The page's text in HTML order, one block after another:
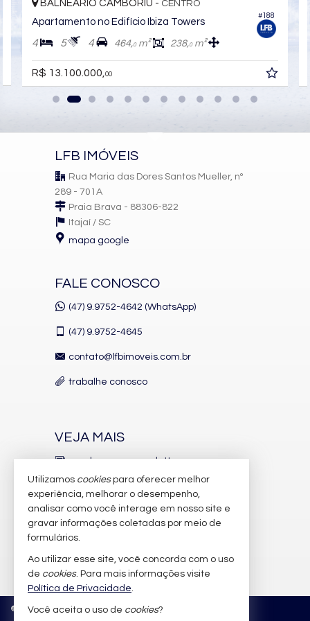
#188
BALNEÁRIO CAMBORIÚ - CENTRO
Apartamento no Edifício Ibiza Towers
4 5 4 464,0m² 238,0m²
R$ 13.100.000, 00
LFB IMÓVEIS
Rua Maria das Dores Santos Mueller, nº
289 - 701A
Praia Brava - 88306-822
Itajaí / SC
mapa google
FALE CONOSCO
(47) 9.9752-4642 (WhatsApp)
(47) 9.9752-4645
contato@lfbimoveis.com.br
trabalhe conosco
VEJA MAIS
receba nosso newsletter
indicadores financeiros
cadastre seu imóvel
imóveis favoritos
mapa de imóveis
© 2026 CRECI/SC 6.388-J Política de Privacidade
Utilizamos cookiespara oferecer melhor
experiência, melhorar o desempenho,
analisar como você interage em nosso site e
gravar informações coletadas por meio de
formulários.
Ao utilizar esse site, você concorda com o uso
de cookies. Para mais informações visite
Política de Privacidade.
Você aceita o uso de cookies?